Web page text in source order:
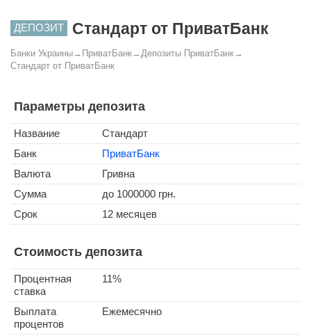
ДЕПОЗИТ Стандарт от ПриватБанк
Банки Украины→ ПриватБанк→ Депозиты ПриватБанк→
Стандарт от ПриватБанк
Параметры депозита
Название
Стандарт
Банк
ПриватБанк
Валюта
Гривна
Сумма
до 1000000 грн.
Срок
12 месяцев
Стоимость депозита
Процентная
ставка
11%
Выплата
процентов
Ежемесячно